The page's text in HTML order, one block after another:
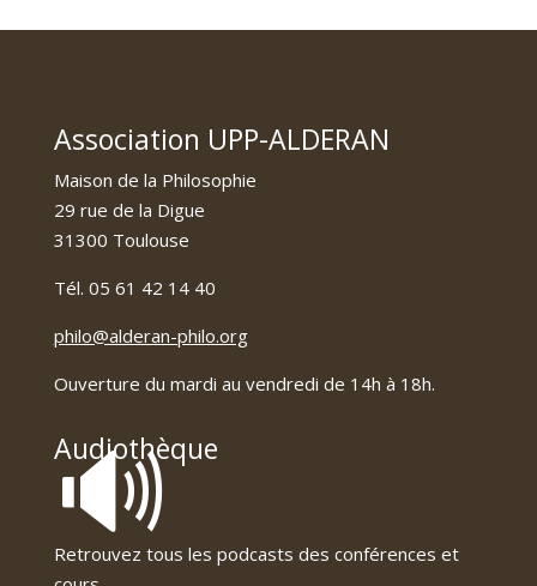
Association UPP-ALDERAN
Maison de la Philosophie
29 rue de la Digue
31300 Toulouse
Tél. 05 61 42 14 40
philo@alderan-philo.org
Ouverture du mardi au vendredi de 14h à 18h.
Audiothèque
🔊
Retrouvez tous les podcasts des conférences et